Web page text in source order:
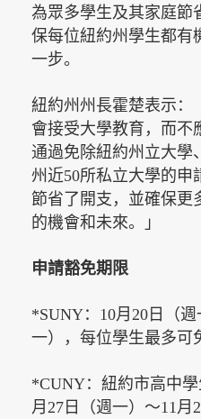
為眾多學生及其家庭節
保每位紐約州學生都有
一步。
紐約州州長霍楚表示：
會接受大學教育，而不
通過免除紐約州立大學
州近50所私立大學的申
節省了開支，並確保更
的機會和未來。」
申請豁免期限
*SUNY：10月20日（
一），每位學生最多可
*CUNY：紐約市高中
月27日（週一）～11月